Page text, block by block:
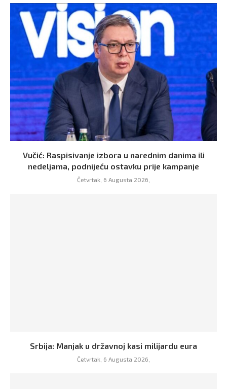
Vučić: Raspisivanje izbora u narednim danima ili
nedeljama, podnijeću ostavku prije kampanje
Četvrtak, 6 Augusta 2026,
Srbija: Manjak u državnoj kasi milijardu eura
Četvrtak, 6 Augusta 2026,